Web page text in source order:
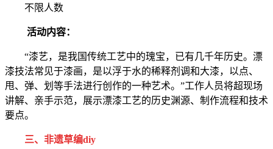
不限人数
活动内容：
“漆艺，是我国传统工艺中的瑰宝，已有几千年历史。漂
漆技法常见于漆画，是以浮于水的稀释剂调和大漆，以点、
甩、弹、划等手法进行创作的一种艺术。”工作人员将超现场
讲解、亲手示范，展示漂漆工艺的历史渊源、制作流程和技术
要点。
三、非遗草编diy